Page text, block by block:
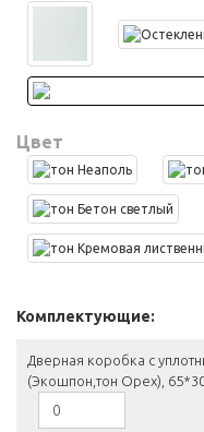
Цвет
Комплектующие:
Дверная коробка с
(Экошпон,тон Орех),